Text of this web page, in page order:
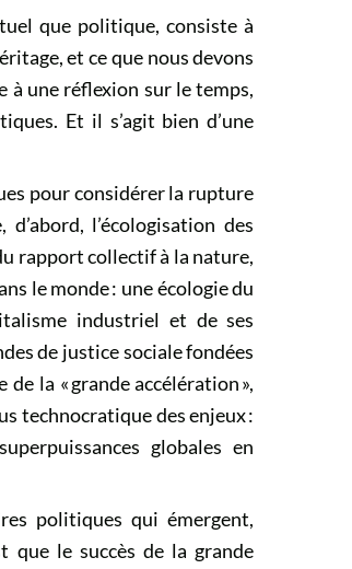
que politique, consiste à
et ce que nous devons
à une réflexion sur le temps,
Et il s’agit bien d’une
pour considérer la rupture
l’écologisation des
rapport collectif à la nature,
le monde : une écologie du
industriel et de ses
de justice sociale fondées
la « grande accélération »,
technocratique des enjeux :
globales en
politiques qui émergent,
le succès de la grande